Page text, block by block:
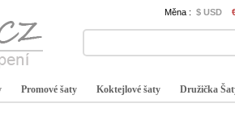
Měna : $ USD
Promové šaty Koktejlové šaty Družička